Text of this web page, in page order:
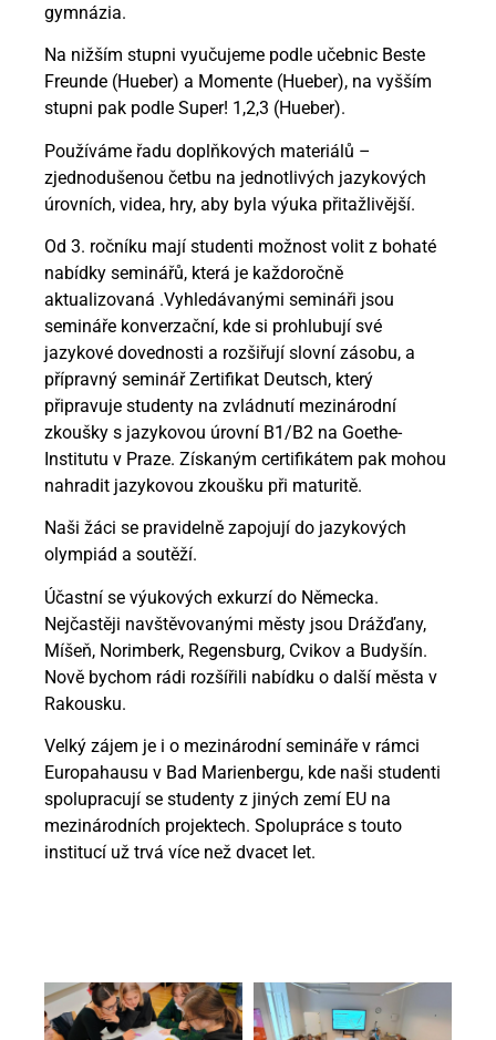
gymnázia.
Na nižším stupni vyučujeme podle učebnic Beste
Freunde (Hueber) a Momente (Hueber), na vyšším
stupni pak podle Super! 1,2,3 (Hueber).
Používáme řadu doplňkových materiálů –
zjednodušenou četbu na jednotlivých jazykových
úrovních, videa, hry, aby byla výuka přitažlivější.
Od 3. ročníku mají studenti možnost volit z bohaté
nabídky seminářů, která je každoročně
aktualizovaná .Vyhledávanými semináři jsou
semináře konverzační, kde si prohlubují své
jazykové dovednosti a rozšiřují slovní zásobu, a
přípravný seminář Zertifikat Deutsch, který
připravuje studenty na zvládnutí mezinárodní
zkoušky s jazykovou úrovní B1/B2 na Goethe-
Institutu v Praze. Získaným certifikátem pak mohou
nahradit jazykovou zkoušku při maturitě.
Naši žáci se pravidelně zapojují do jazykových
olympiád a soutěží.
Účastní se výukových exkurzí do Německa.
Nejčastěji navštěvovanými městy jsou Drážďany,
Míšeň, Norimberk, Regensburg, Cvikov a Budyšín.
Nově bychom rádi rozšířili nabídku o další města v
Rakousku.
Velký zájem je i o mezinárodní semináře v rámci
Europahausu v Bad Marienbergu, kde naši studenti
spolupracují se studenty z jiných zemí EU na
mezinárodních projektech. Spolupráce s touto
institucí už trvá více než dvacet let.